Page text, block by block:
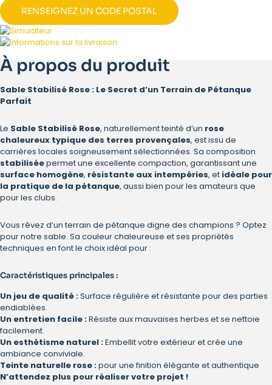
RENSEIGNEZ UN CODE POSTAL
À propos du produit
Sable Stabilisé Rose : Le Secret d’un Terrain de Pétanque
Parfait
Le Sable Stabilisé Rose, naturellement teinté d’un rose
chaleureux typique des terres provençales, est issu de
carrières locales soigneusement sélectionnées. Sa composition
stabiliséepermet une excellente compaction, garantissant une
surface homogène, résistante aux intempéries, et idéale pour
la pratique de la pétanque, aussi bien pour les amateurs que
pour les clubs.
Vous rêvez d’un terrain de pétanque digne des champions ? Optez
pour notre sable. Sa couleur chaleureuse et ses propriétés
techniques en font le choix idéal pour :
Caractéristiques principales :
Un jeu de qualité :Surface régulière et résistante pour des parties
endiablées.
Un entretien facile :Résiste aux mauvaises herbes et se nettoie
facilement.
Un esthétisme naturel :Embellit votre extérieur et crée une
ambiance conviviale.
Teinte naturelle rose :pour une finition élégante et authentique
N’attendez plus pour réaliser votre projet !